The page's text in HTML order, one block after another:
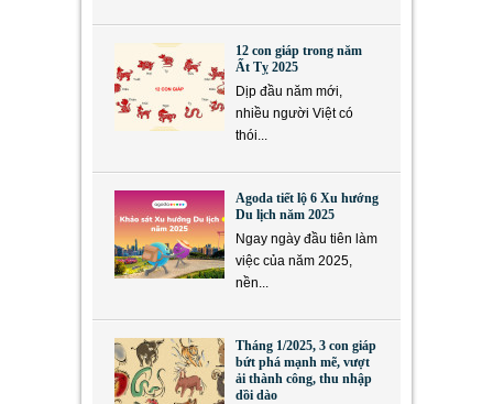
12 con giáp trong năm
Ất Tỵ 2025
Dịp đầu năm mới,
nhiều người Việt có
thói...
Agoda tiết lộ 6 Xu hướng
Du lịch năm 2025
Ngay ngày đầu tiên làm
việc của năm 2025,
nền...
Tháng 1/2025, 3 con giáp
bứt phá mạnh mẽ, vượt
ải thành công, thu nhập
dồi dào